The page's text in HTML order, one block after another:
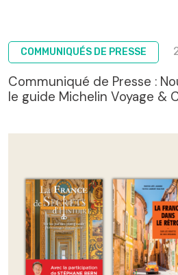
COMMUNIQUÉS DE PRESSE
Communiqué de Presse :
le guide Michelin Voyage &